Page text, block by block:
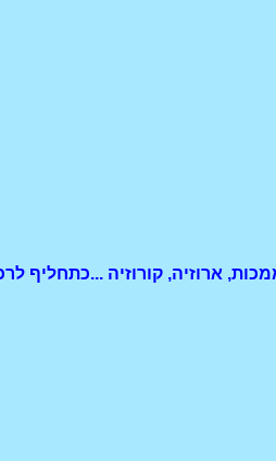
ארוזיה, קורוזיה ...כתחליף